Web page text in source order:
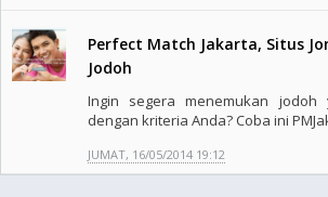
Perfect Match Jakarta, Situs
Jodoh
Ingin segera menemukan
dengan kriteria Anda? Coba ini
JUMAT, 16/05/2014 19:12